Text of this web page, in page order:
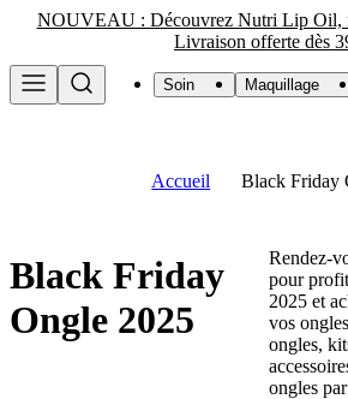
NOUVEAU : Découvrez Nutri Lip Oil,
Livraison offerte dès
Soin Maquillage
Accueil Black Friday
Black Friday
Ongle 2025
Rendez-
pour
2025 et
vos
ongles,
ongles